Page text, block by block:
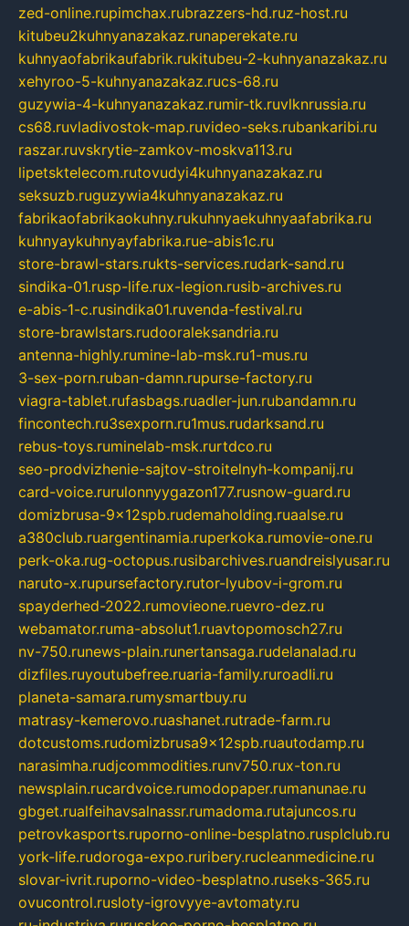
zed-online.rupimchax.rubrazzers-hd.ruz-host.ru
kitubeu2kuhnyanazakaz.runaperekate.ru
kuhnyaofabrikaufabrik.rukitubeu-2-kuhnyanazakaz.ru
xehyroo-5-kuhnyanazakaz.rucs-68.ru
guzywia-4-kuhnyanazakaz.rumir-tk.ruvlknrussia.ru
cs68.ruvladivostok-map.ruvideo-seks.rubankaribi.ru
raszar.ruvskrytie-zamkov-moskva113.ru
lipetsktelecom.rutovudyi4kuhnyanazakaz.ru
seksuzb.ruguzywia4kuhnyanazakaz.ru
fabrikaofabrikaokuhny.rukuhnyaekuhnyaafabrika.ru
kuhnyaykuhnyayfabrika.rue-abis1c.ru
store-brawl-stars.rukts-services.rudark-sand.ru
sindika-01.rusp-life.rux-legion.rusib-archives.ru
e-abis-1-c.rusindika01.ruvenda-festival.ru
store-brawlstars.rudooraleksandria.ru
antenna-highly.rumine-lab-msk.ru1-mus.ru
3-sex-porn.ruban-damn.rupurse-factory.ru
viagra-tablet.rufasbags.ruadler-jun.rubandamn.ru
fincontech.ru3sexporn.ru1mus.rudarksand.ru
rebus-toys.ruminelab-msk.rurtdco.ru
seo-prodvizhenie-sajtov-stroitelnyh-kompanij.ru
card-voice.rurulonnyygazon177.rusnow-guard.ru
domizbrusa-9x12spb.rudemaholding.ruaalse.ru
a380club.ruargentinamia.ruperkoka.rumovie-one.ru
perk-oka.rug-octopus.rusibarchives.ruandreislyusar.ru
naruto-x.rupursefactory.rutor-lyubov-i-grom.ru
spayderhed-2022.rumovieone.ruevro-dez.ru
webamator.ruma-absolut1.ruavtopomosch27.ru
nv-750.runews-plain.runertansaga.rudelanalad.ru
dizfiles.ruyoutubefree.ruaria-family.ruroadli.ru
planeta-samara.rumysmartbuy.ru
matrasy-kemerovo.ruashanet.rutrade-farm.ru
dotcustoms.rudomizbrusa9x12spb.ruautodamp.ru
narasimha.rudjcommodities.runv750.rux-ton.ru
newsplain.rucardvoice.rumodopaper.rumanunae.ru
gbget.rualfeihavsalnassr.rumadoma.rutajuncos.ru
petrovkasports.ruporno-online-besplatno.rusplclub.ru
york-life.rudoroga-expo.ruribery.rucleanmedicine.ru
slovar-ivrit.ruporno-video-besplatno.ruseks-365.ru
ovucontrol.rusloty-igrovyye-avtomaty.ru